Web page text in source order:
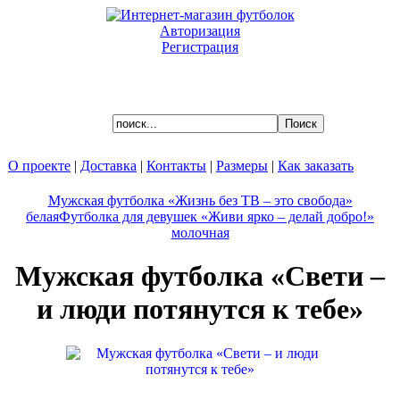
Авторизация
Регистрация
О проекте | Доставка | Контакты | Размеры | Как заказать
Мужская футболка «Жизнь без ТВ – это свобода»
белаяФутболка для девушек «Живи ярко – делай добро!»
молочная
Мужская футболка «Свети –
и люди потянутся к тебе»